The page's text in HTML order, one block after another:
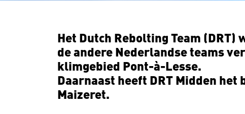
Het Dutch Rebolting Team
de andere Nederlandse teams
klimgebied Pont-à-Lesse.
Daarnaast heeft DRT Midden
Maizeret.